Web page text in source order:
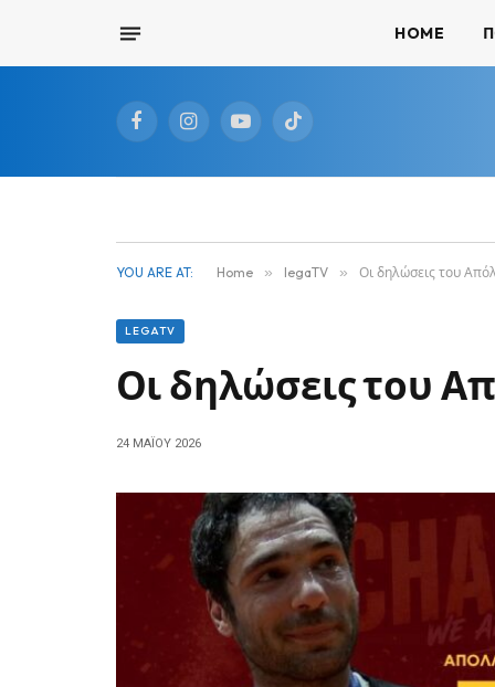
HOME
FacebookInstagramYouTubeTikTok
YOU ARE AT: Home » legaTV » Οι δηλώσεις του
LEGATV
Οι δηλώσεις του
24 ΜΑΪ́ΟΥ 2026